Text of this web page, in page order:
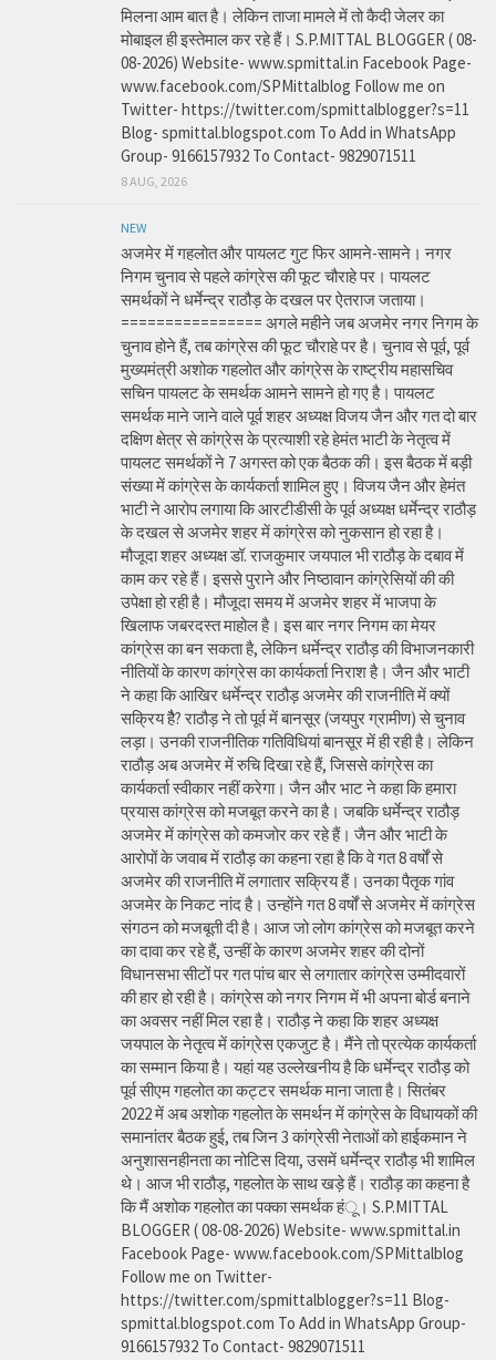
मिलना आम बात है। लेकिन ताजा मामले में तो कैदी जेलर का
मोबाइल ही इस्तेमाल कर रहे हैं। S.P.MITTAL BLOGGER ( 08-
08-2026) Website- www.spmittal.in Facebook Page-
www.facebook.com/SPMittalblog Follow me on
Twitter- https://twitter.com/spmittalblogger?s=11
Blog- spmittal.blogspot.com To Add in WhatsApp
Group- 9166157932 To Contact- 9829071511
8 AUG, 2026
NEW
अजमेर में गहलोत और पायलट गुट फिर आमने-सामने। नगर
निगम चुनाव से पहले कांग्रेस की फूट चौराहे पर। पायलट
समर्थकों ने धर्मेन्द्र राठौड़ के दखल पर ऐतराज जताया।
================ अगले महीने जब अजमेर नगर निगम के
चुनाव होने हैं, तब कांग्रेस की फूट चौराहे पर है। चुनाव से पूर्व, पूर्व
मुख्यमंत्री अशोक गहलोत और कांग्रेस के राष्ट्रीय महासचिव
सचिन पायलट के समर्थक आमने सामने हो गए है। पायलट
समर्थक माने जाने वाले पूर्व शहर अध्यक्ष विजय जैन और गत दो बार
दक्षिण क्षेत्र से कांग्रेस के प्रत्याशी रहे हेमंत भाटी के नेतृत्व में
पायलट समर्थकों ने 7 अगस्त को एक बैठक की। इस बैठक में बड़ी
संख्या में कांग्रेस के कार्यकर्ता शामिल हुए। विजय जैन और हेमंत
भाटी ने आरोप लगाया कि आरटीडीसी के पूर्व अध्यक्ष धर्मेन्द्र राठौड़
के दखल से अजमेर शहर में कांग्रेस को नुकसान हो रहा है।
मौजूदा शहर अध्यक्ष डॉ. राजकुमार जयपाल भी राठौड़ के दबाव में
काम कर रहे हैं। इससे पुराने और निष्ठावान कांग्रेसियों की की
उपेक्षा हो रही है। मौजूदा समय में अजमेर शहर में भाजपा के
खिलाफ जबरदस्त माहोल है। इस बार नगर निगम का मेयर
कांग्रेस का बन सकता है, लेकिन धर्मेन्द्र राठौड़ की विभाजनकारी
नीतियों के कारण कांग्रेस का कार्यकर्ता निराश है। जैन और भाटी
ने कहा कि आखिर धर्मेन्द्र राठौड़ अजमेर की राजनीति में क्यों
सक्रिय हैै? राठौड़ ने तो पूर्व में बानसूर (जयपुर ग्रामीण) से चुनाव
लड़ा। उनकी राजनीतिक गतिविधियां बानसूर में ही रही है। लेकिन
राठौड़ अब अजमेर में रुचि दिखा रहे हैं, जिससे कांग्रेस का
कार्यकर्ता स्वीकार नहीं करेगा। जैन और भाट ने कहा कि हमारा
प्रयास कांग्रेस को मजबूत करने का है। जबकि धर्मेन्द्र राठौड़
अजमेर में कांग्रेस को कमजोर कर रहे हैं। जैन और भाटी के
आरोपों के जवाब में राठौड़ का कहना रहा है कि वे गत 8 वर्षों से
अजमेर की राजनीति में लगातार सक्रिय हैं। उनका पैतृक गांव
अजमेर के निकट नांद है। उन्होंने गत 8 वर्षों से अजमेर में कांग्रेस
संगठन को मजबूती दी है। आज जो लोग कांग्रेस को मजबूत करने
का दावा कर रहे हैं, उन्हीं के कारण अजमेर शहर की दोनों
विधानसभा सीटों पर गत पांच बार से लगातार कांग्रेस उम्मीदवारों
की हार हो रही है। कांग्रेस को नगर निगम में भी अपना बोर्ड बनाने
का अवसर नहीं मिल रहा है। राठौड़ ने कहा कि शहर अध्यक्ष
जयपाल के नेतृत्व में कांग्रेस एकजुट है। मैंने तो प्रत्येक कार्यकर्ता
का सम्मान किया है। यहां यह उल्लेखनीय है कि धर्मेन्द्र राठौड़ को
पूर्व सीएम गहलोत का कट्टर समर्थक माना जाता है। सितंबर
2022 में अब अशोक गहलोत के समर्थन में कांग्रेस के विधायकों की
समानांतर बैठक हुई, तब जिन 3 कांग्रेसी नेताओं को हाईकमान ने
अनुशासनहीनता का नोटिस दिया, उसमें धर्मेन्द्र राठौड़ भी शामिल
थे। आज भी राठौड़, गहलोत के साथ खड़े हैं। राठौड़ का कहना है
कि मैं अशोक गहलोत का पक्का समर्थक हंू। S.P.MITTAL
BLOGGER ( 08-08-2026) Website- www.spmittal.in
Facebook Page- www.facebook.com/SPMittalblog
Follow me on Twitter-
https://twitter.com/spmittalblogger?s=11 Blog-
spmittal.blogspot.com To Add in WhatsApp Group-
9166157932 To Contact- 9829071511